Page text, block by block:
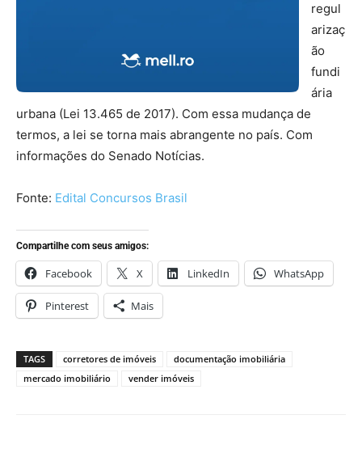
regul
arizaç
ão
fundi
ária
urbana (Lei 13.465 de 2017). Com essa mudança de
termos, a lei se torna mais abrangente no país. Com
informações do Senado Notícias.
Fonte: Edital Concursos Brasil
Compartilhe com seus amigos:
Facebook X LinkedIn WhatsApp
Pinterest Mais
TAGS corretores de imóveis
documentação imobiliária
mercado imobiliário
vender imóveis